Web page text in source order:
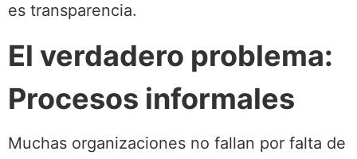
es transparencia.
El verdadero problema:
Procesos informales
Muchas organizaciones no fallan por falta de